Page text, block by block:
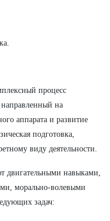
процесс
направленный на
аппарата и развитие
подготовка,
виду деятельности.
навыками,
морально-волевыми
задач: